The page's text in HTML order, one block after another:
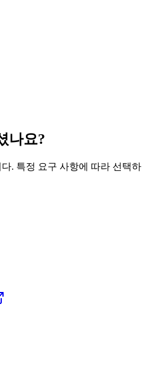
나요?
. 특정 요구 사항에 따라 선택하